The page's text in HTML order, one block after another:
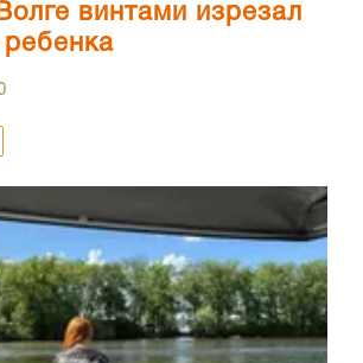
винтами изрезал
ребенка